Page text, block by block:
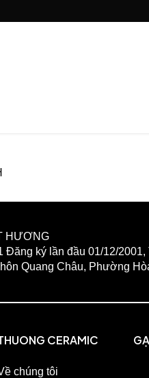
HƯƠNG
Đăng ký lần đầu 01/12/
Quang Châu, Phường
CERAMIC
chúng tôi